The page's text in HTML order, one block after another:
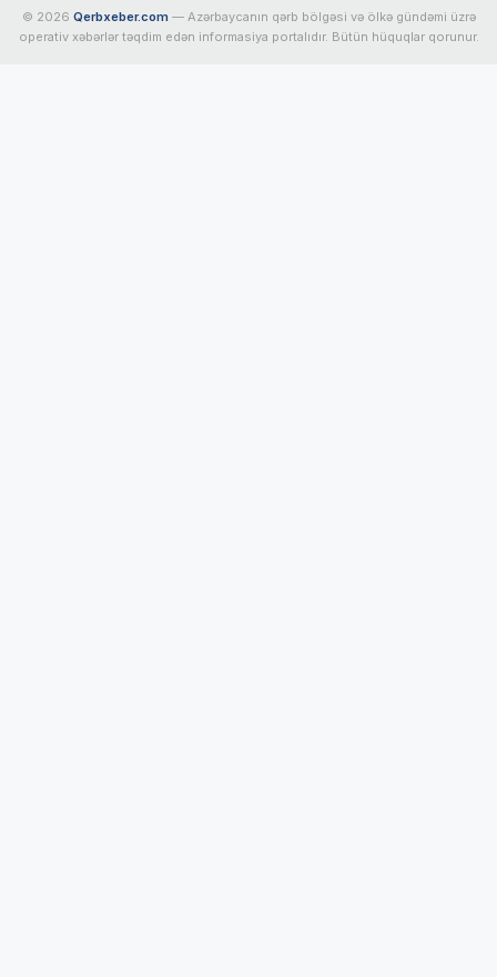
© 2026 Qerbxeber.com — Azərbaycanın qərb bölgəsi və ölkə gündəmi üzrə
operativ xəbərlər təqdim edən informasiya portalıdır. Bütün hüquqlar qorunur.